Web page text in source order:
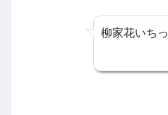
柳家花いちっ